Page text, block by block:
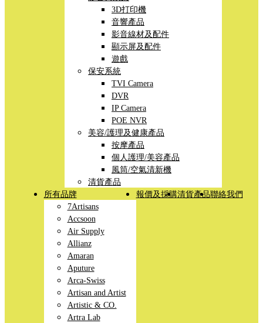
3D打印機
音響產品
影音線材及配件
顯示屏及配件
遊戲
保安系統
TVI Camera
DVR
IP Camera
POE NVR
美容/護理及健康產品
按摩產品
個人護理/美容產品
風筒/空氣清新機
清貨產品
所有品牌
7Artisans
Accsoon
Air Supply
Allianz
Amaran
Aputure
Arca-Swiss
Artisan and Artist
Artistic & CO.
Artra Lab
報價及採購清貨產品聯絡我們